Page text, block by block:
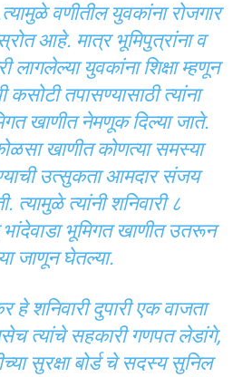
वणीतील युवकांना रोजगार
स्रोत आहे. मात्र भूमिपुत्रांना व
लागलेल्या युवकांना शिक्षा म्हणून
कसोटी तपासण्यासाठी त्यांना
खाणीत नेमणूक दिल्या जाते.
खाणीत कोणत्या समस्या
उत्सुकता आमदार संजय
त्यामुळे त्यांनी शनिवारी ८
भांदेवाडा भूमिगत खाणीत उतरून
जाणून घेतल्या.
शनिवारी दुपारी एक वाजता
त्यांचे सहकारी गणपत लेडांगे,
सुरक्षा बोर्ड चे सदस्य सुनिल